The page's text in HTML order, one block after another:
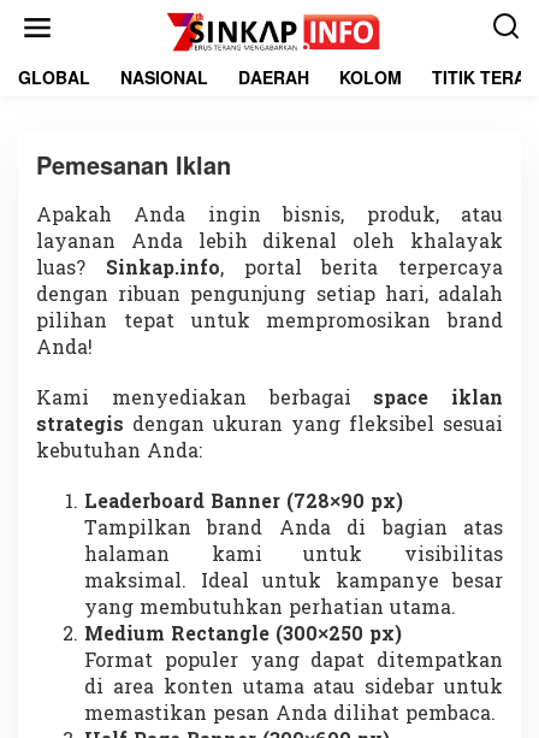
GLOBAL NASIONAL DAERAH KOLOM TITIK
Pemesanan Iklan
|
2
6
O
K
T
O
B
E
2
0
1
9
O
Apakah Anda ingin bisnis, produk, atau
layanan Anda lebih dikenal oleh khalayak
luas? Sinkap.info, portal berita terpercaya
dengan ribuan pengunjung setiap hari, adalah
pilihan tepat untuk mempromosikan brand
Anda!
Kami menyediakan berbagai space iklan
strategis dengan ukuran yang fleksibel sesuai
kebutuhan Anda:
Leaderboard Banner (728×90 px)
Tampilkan brand Anda di bagian atas
halaman kami untuk visibilitas
maksimal. Ideal untuk kampanye besar
yang membutuhkan perhatian utama.
Medium Rectangle (300×250 px)
Format populer yang dapat ditempatkan
di area konten utama atau sidebar untuk
memastikan pesan Anda dilihat pembaca.